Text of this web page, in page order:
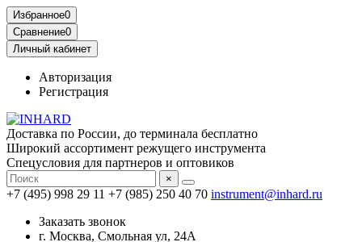
Избранное0
Сравнение0
Личный кабинет
Авторизация
Регистрация
Доставка по России, до терминала бесплатно
Широкий ассортимент режущего инструмента
Спецусловия для партнеров и оптовиков
×
+7 (495) 998 29 11 +7 (985) 250 40 70 instrument@inhard.ru
Заказать звонок
г. Москва, Смольная ул, 24А